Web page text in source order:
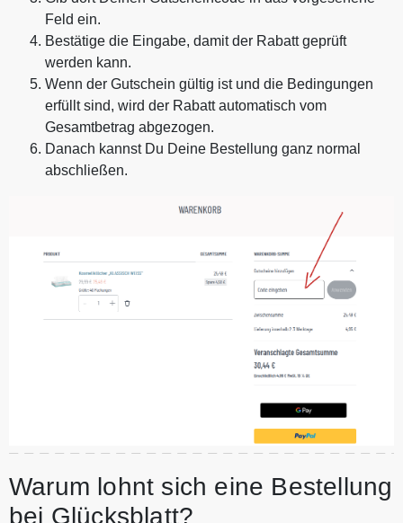
Feld ein.
Bestätige die Eingabe, damit der Rabatt geprüft
werden kann.
Wenn der Gutschein gültig ist und die Bedingungen
erfüllt sind, wird der Rabatt automatisch vom
Gesamtbetrag abgezogen.
Danach kannst Du Deine Bestellung ganz normal
abschließen.
Warum lohnt sich eine Bestellung
bei Glücksblatt?